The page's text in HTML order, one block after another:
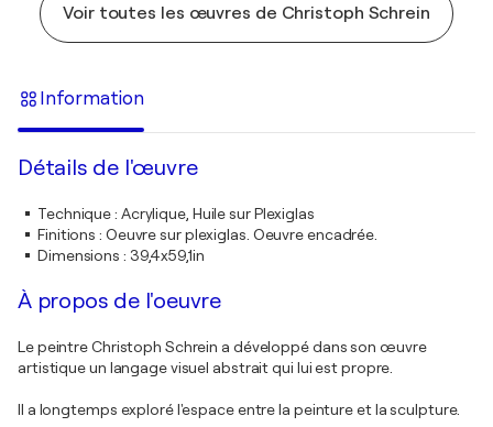
Voir toutes les œuvres de Christoph Schrein
Information
Détails de l'œuvre
Technique: Acrylique, Huile sur Plexiglas
Finitions : Oeuvre sur plexiglas. Oeuvre encadrée.
Dimensions : 39,4x59,1in
À propos de l'oeuvre
Le peintre Christoph Schrein a développé dans son œuvre
artistique un langage visuel abstrait qui lui est propre.
Il a longtemps exploré l'espace entre la peinture et la sculpture.